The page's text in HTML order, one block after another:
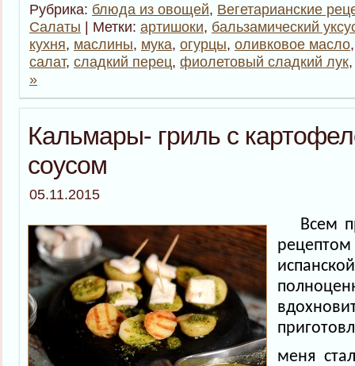
Рубрика: блюда из овощей, Вегетарианские
Салаты | Метки: артишоки, бальзамический
кухня, маслины, мука, огурцы, оливковое масло
салат, сладкий перец, фиолетовый сладкий лук
»
Кальмары- гриль с
соусом
05.11.2015
Всем
меня